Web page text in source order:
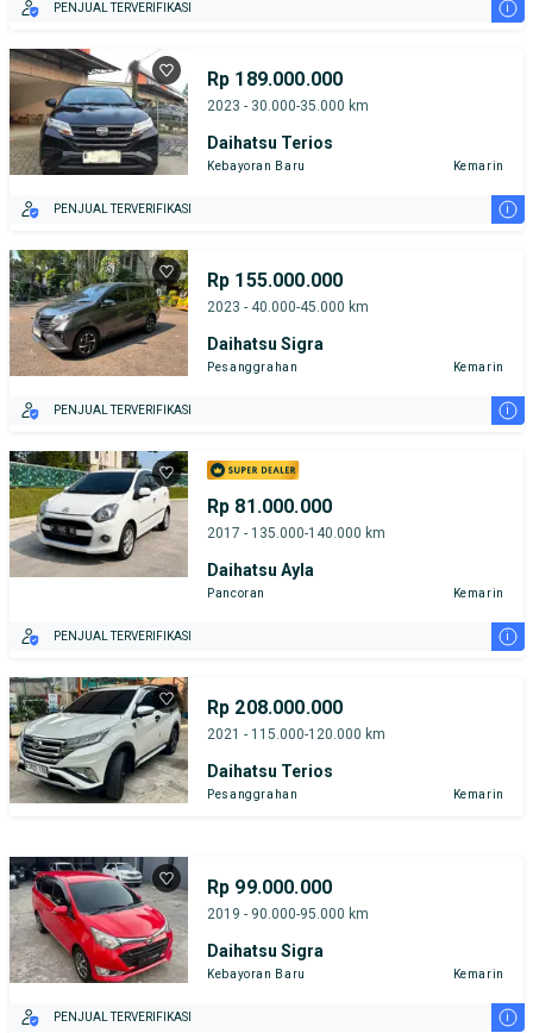
PENJUAL TERVERIFIKASI i
Rp 189.000.000
2023 - 30.000-35.000 km
Daihatsu Terios
Kebayoran Baru Kemarin
PENJUAL TERVERIFIKASI i
Rp 155.000.000
2023 - 40.000-45.000 km
Daihatsu Sigra
Pesanggrahan Kemarin
PENJUAL TERVERIFIKASI i
Rp 81.000.000
2017 - 135.000-140.000 km
Daihatsu Ayla
Pancoran Kemarin
PENJUAL TERVERIFIKASI i
Rp 208.000.000
2021 - 115.000-120.000 km
Daihatsu Terios
Pesanggrahan Kemarin
Rp 99.000.000
2019 - 90.000-95.000 km
Daihatsu Sigra
Kebayoran Baru Kemarin
PENJUAL TERVERIFIKASI i